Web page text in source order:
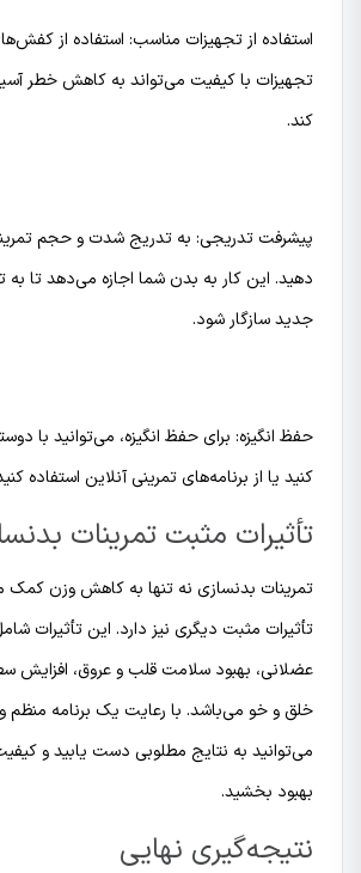
استفاده از تجهیزات مناسب: استفاده از
تجهیزات با کیفیت می‌تواند به کاهش خطر
کند.
پیشرفت تدریجی: به تدریج شدت و حجم
دهید. این کار به بدن شما اجازه می‌دهد تا به
جدید سازگار شود.
حفظ انگیزه: برای حفظ انگیزه، می‌توانید با
کنید یا از برنامه‌های تمرینی آنلاین استفاده
تأثیرات مثبت تمرینات
تمرینات بدنسازی نه تنها به کاهش وزن کمک
تأثیرات مثبت دیگری نیز دارد. این تأثیرات
عضلانی، بهبود سلامت قلب و عروق، افزایش
خلق و خو می‌باشد. با رعایت یک برنامه منظم
می‌توانید به نتایج مطلوبی دست یابید و
بهبود بخشید.
نتیجه‌گیری نهایی